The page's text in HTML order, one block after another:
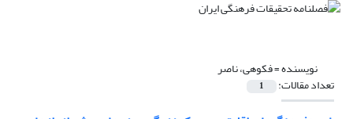
نویسنده =فکوهی، ناصر
تعداد مقالات: 1